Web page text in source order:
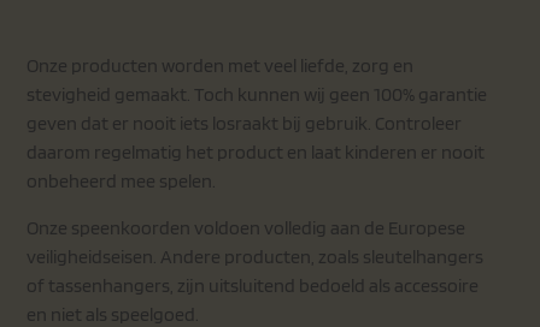
Onze producten worden met veel liefde, zorg en
stevigheid gemaakt. Toch kunnen wij geen 100% garantie
geven dat er nooit iets losraakt bij gebruik. Controleer
daarom regelmatig het product en laat kinderen er nooit
onbeheerd mee spelen.
Onze speenkoorden voldoen volledig aan de Europese
veiligheidseisen. Andere producten, zoals sleutelhangers
of tassenhangers, zijn uitsluitend bedoeld als accessoire
en niet als speelgoed.